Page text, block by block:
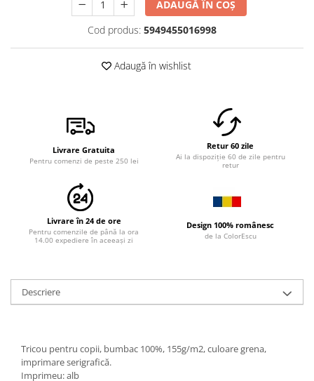
ADAUGĂ ÎN COȘ
Cod produs: 5949455016998
Adaugă în wishlist
Livrare Gratuita
Pentru comenzi de peste 250 lei
Retur 60 zile
Ai la dispoziție 60 de zile pentru
retur
Livrare în 24 de ore
Pentru comenzile de până la ora
14.00 expediere în aceeași zi
Design 100% românesc
de la ColorEscu
Descriere
Tricou pentru copii, bumbac 100%, 155g/m2, culoare grena,
imprimare serigrafică.
Imprimeu: alb